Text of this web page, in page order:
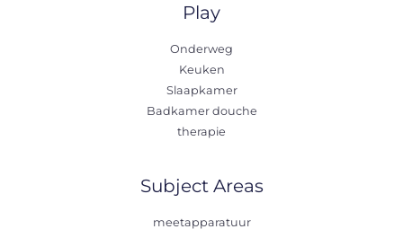
Play
Onderweg
Keuken
Slaapkamer
Badkamer douche
therapie
Subject Areas
meetapparatuur